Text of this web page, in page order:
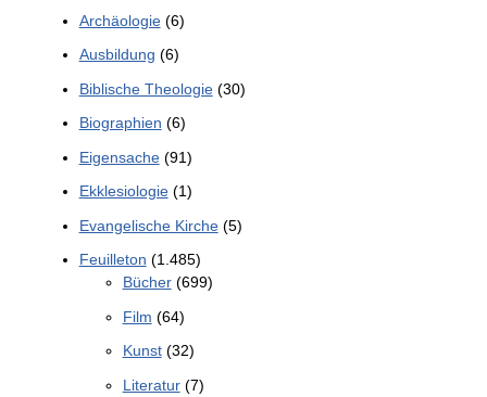
Archäologie(6)
Ausbildung (6)
Biblische Theologie(30)
Biographien (6)
Eigensache(91)
Ekklesiologie(1)
Evangelische Kirche(5)
Feuilleton (1.485)
Bücher(699)
Film (64)
Kunst(32)
Literatur(7)